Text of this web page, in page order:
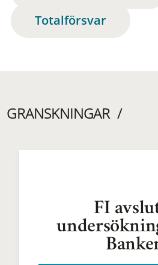
Totalförsvar
GRANSKNINGAR
FI